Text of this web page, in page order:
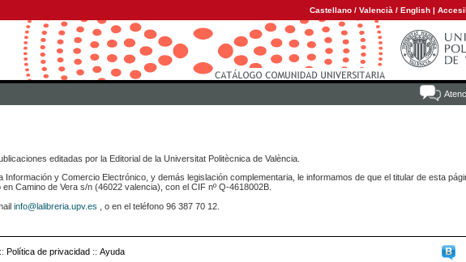
Castellano / Valencià / English |
editadas por la Editorial de la Universitat Politècnica de València.
Información y Comercio Electrónico, y demás legislación complementaria, le informamos de que el titular de esta
Camino de Vera s/n (46022 valencia), con el CIF nº Q-4618002B.
info@lalibreria.upv.es , o en el teléfono 96 387 70 12.
:: Política de privacidad :: Ayuda